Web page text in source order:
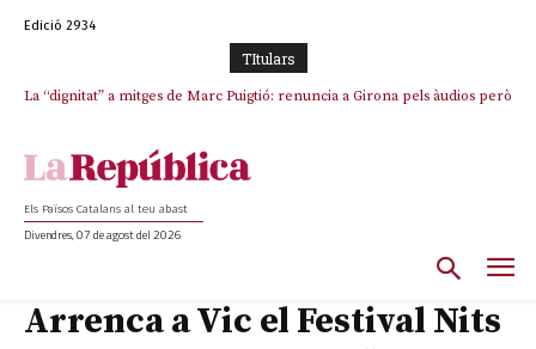
Edició 2934
TItulars
La “dignitat” a mitges de Marc Puigtió: renuncia a Girona pels àudios però
Els Països Catalans al teu abast
Divendres, 07 de agost del 2026
Arrenca a Vic el Festival Nits